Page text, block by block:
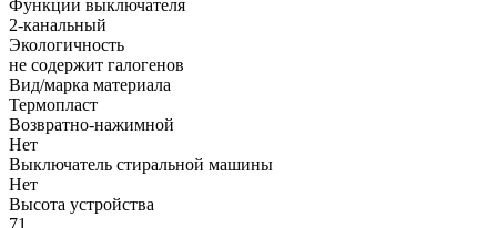
Функции выключателя
2-канальный
Экологичность
не содержит галогенов
Вид/марка материала
Термопласт
Возвратно-нажимной
Нет
Выключатель стиральной машины
Нет
Высота устройства
71